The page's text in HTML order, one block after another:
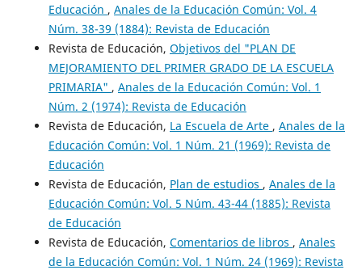
Educación , Anales de la Educación Común: Vol. 4
Núm. 38-39 (1884): Revista de Educación
Revista de Educación, Objetivos del "PLAN DE
MEJORAMIENTO DEL PRIMER GRADO DE LA ESCUELA
PRIMARIA" , Anales de la Educación Común: Vol. 1
Núm. 2 (1974): Revista de Educación
Revista de Educación, La Escuela de Arte , Anales de la
Educación Común: Vol. 1 Núm. 21 (1969): Revista de
Educación
Revista de Educación, Plan de estudios , Anales de la
Educación Común: Vol. 5 Núm. 43-44 (1885): Revista
de Educación
Revista de Educación, Comentarios de libros , Anales
de la Educación Común: Vol. 1 Núm. 24 (1969): Revista